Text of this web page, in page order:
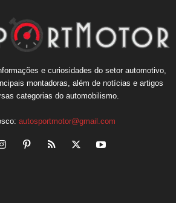
e curiosidades do setor automotivo,
montadoras, além de notícias e artigos
categorias do automobilismo.
autosportmotor@gmail.com